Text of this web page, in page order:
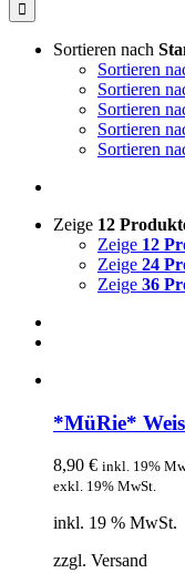
Sortieren nach
Sortieren
Sortieren
Sortieren
Sortieren
Sortieren
Zeige 12
Zeige 12
Zeige 24
Zeige 36
*MüRie*
8,90 € inkl. 19%
exkl. 19% MwSt.
inkl. 19 % MwSt.
zzgl. Versand